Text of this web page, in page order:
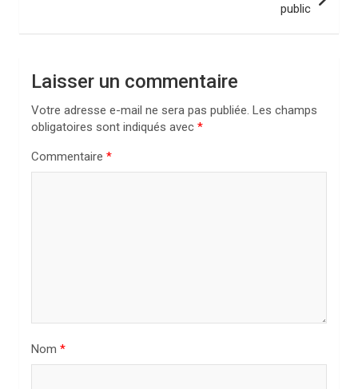
a
public
Laisser un commentaire
Votre adresse e-mail ne sera pas publiée. Les champs
obligatoires sont indiqués avec *
Commentaire *
Nom *